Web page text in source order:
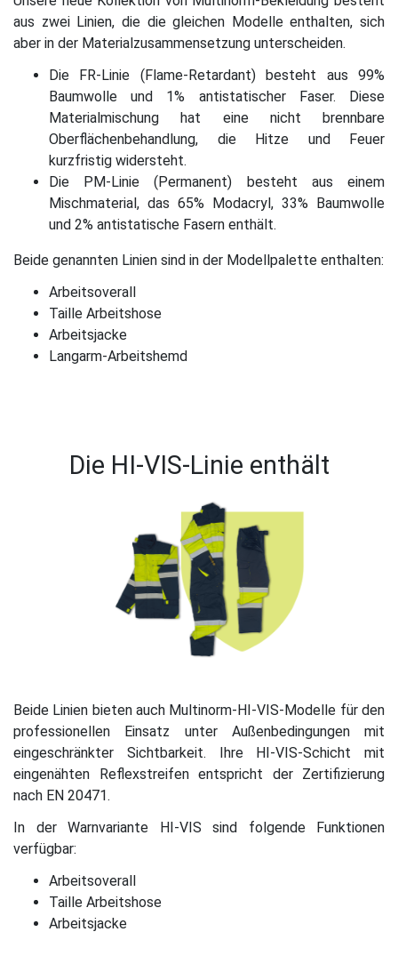
aus zwei Linien, die die gleichen Modelle enthalten, sich
aber in der Materialzusammensetzung unterscheiden.
Die FR-Linie (Flame-Retardant) besteht aus 99%
Baumwolle und 1% antistatischer Faser. Diese
Materialmischung hat eine nicht brennbare
Oberflächenbehandlung, die Hitze und Feuer
kurzfristig widersteht.
Die PM-Linie (Permanent) besteht aus einem
Mischmaterial, das 65% Modacryl, 33% Baumwolle
und 2% antistatische Fasern enthält.
Beide genannten Linien sind in der Modellpalette enthalten:
Arbeitsoverall
Taille Arbeitshose
Arbeitsjacke
Langarm-Arbeitshemd
Die HI-VIS-Linie enthält
Beide Linien bieten auch Multinorm-HI-VIS-Modelle für den
professionellen Einsatz unter Außenbedingungen mit
eingeschränkter Sichtbarkeit. Ihre HI-VIS-Schicht mit
eingenähten Reflexstreifen entspricht der Zertifizierung
nach EN 20471.
In der Warnvariante HI-VIS sind folgende Funktionen
verfügbar:
Arbeitsoverall
Taille Arbeitshose
Arbeitsjacke